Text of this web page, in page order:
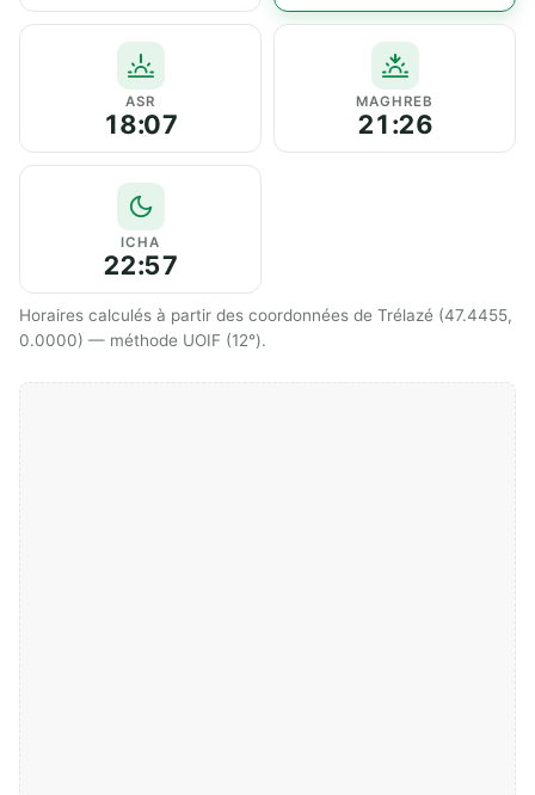
ASR
18:07
MAGHREB
21:26
ICHA
22:57
Horaires calculés à partir des coordonnées de Trélazé (47.4455,
0.0000) — méthode UOIF (12°).